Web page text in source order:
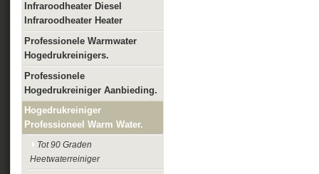
Infraroodheater Diesel
Infraroodheater Heater
Professionele Warmwater
Hogedrukreinigers.
Professionele
Hogedrukreiniger Aanbieding.
Hogedrukreiniger
Professioneel Warm Water.
Tot 90 Graden
Heetwaterreiniger